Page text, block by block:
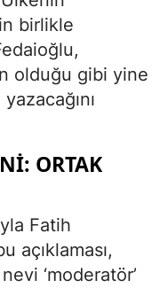
birlikle
olduğu gibi yine
ORTAK
Fatih
açıklaması,
‘moderatör’